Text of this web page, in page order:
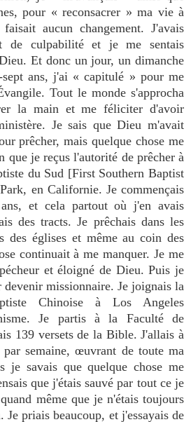
pour « reconsacrer » ma vie à
aucun changement. J'avais
de culpabilité et je me sentais
Et donc un jour, un dimanche
ans, j'ai « capitulé » pour me
Tout le monde s'approcha
la main et me féliciter d'avoir
Je sais que Dieu m'avait
prêcher, mais quelque chose me
que je reçus l'autorité de prêcher à
du Sud [First Southern Baptist
en Californie. Je commençais
et cela partout où j'en avais
des tracts. Je prêchais dans les
des églises et même au coin des
continuait à me manquer. Je me
et éloigné de Dieu. Puis je
devenir missionnaire. Je joignais la
Chinoise à Los Angeles
Je partis à la Faculté de
139 versets de la Bible. J'allais à
semaine, œuvrant de toute ma
je savais que quelque chose me
que j'étais sauvé par tout ce je
même que je n'étais toujours
Je priais beaucoup, et j'essayais de